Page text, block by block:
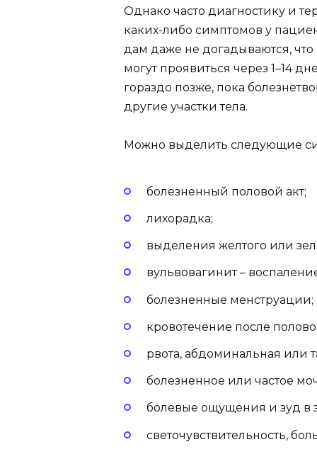
Однако часто диагностику и
каких-либо симптомов у
дам даже не догадываются,
могут проявиться через 1–14
гораздо позже, пока
другие участки тела.
Можно выделить следующие
болезненный половой акт;
лихорадка;
выделения желтого или
вульвовагинит –
болезненные менструации;
кровотечение после
рвота, абдоминальная или
болезненное или частое
болевые ощущения и зуд в
светочувствительность,